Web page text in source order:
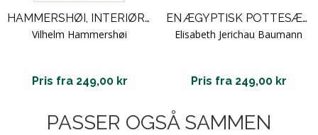
HAMMERSHØI, INTERIØR MED KUNSTNERENS STAFFELI, 1910
Vilhelm Hammershøi
Pris fra 249,00 kr
EN ÆGYPTISK POTTESÆLGER VED GIZEH
Elisabeth Jerichau Baumann
Pris fra 249,00 kr
PASSER OGSÅ SAMMEN